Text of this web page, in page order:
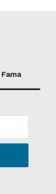
Fama